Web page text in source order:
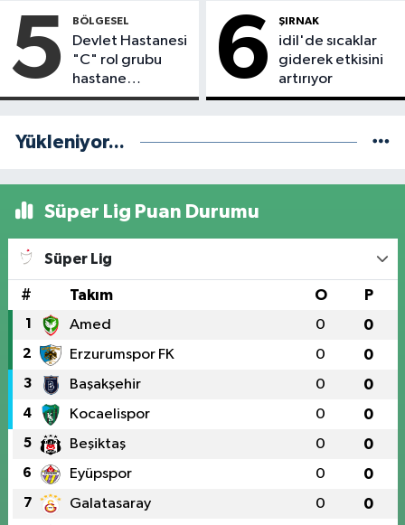
5 BÖLGESEL
Devlet Hastanesi
"C" rol grubu
hastane
statüsüne
6 ŞIRNAK
idil'de sıcaklar
giderek etkisini
artırıyor
Yükleniyor...
Süper Lig Puan Durumu
Süper Lig
# Takım O P
1 Amed 0 0
2 Erzurumspor FK 0 0
3 Başakşehir 0 0
4 Kocaelispor 0 0
5 Beşiktaş 0 0
6 Eyüpspor 0 0
7 Galatasaray 0 0